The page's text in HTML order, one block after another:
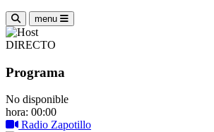
menu
DIRECTO
Programa
No disponible
hora: 00:00
Radio Zapotillo